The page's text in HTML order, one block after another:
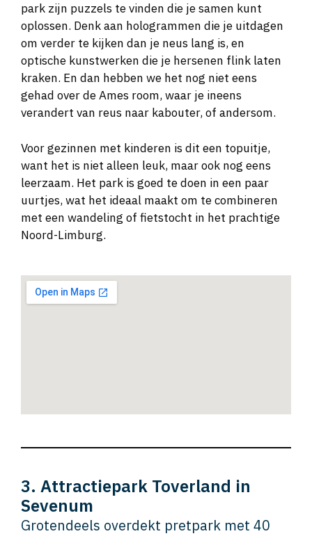
park zijn puzzels te vinden die je samen kunt
oplossen. Denk aan hologrammen die je uitdagen
om verder te kijken dan je neus lang is, en
optische kunstwerken die je hersenen flink laten
kraken. En dan hebben we het nog niet eens
gehad over de Ames room, waar je ineens
verandert van reus naar kabouter, of andersom.
Voor gezinnen met kinderen is dit een topuitje,
want het is niet alleen leuk, maar ook nog eens
leerzaam. Het park is goed te doen in een paar
uurtjes, wat het ideaal maakt om te combineren
met een wandeling of fietstocht in het prachtige
Noord-Limburg.
3. Attractiepark Toverland in
Sevenum
Grotendeels overdekt pretpark met 40